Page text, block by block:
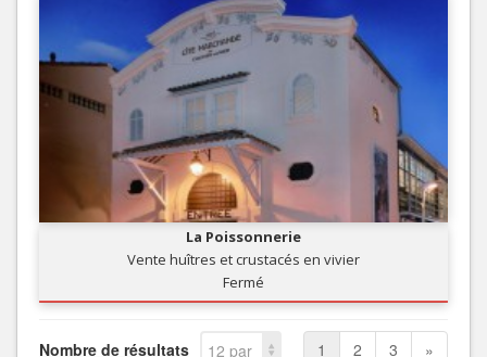
La Poissonnerie
Vente huîtres et crustacés en vivier
Fermé
Nombre de résultats
12 par
1 2 3 »